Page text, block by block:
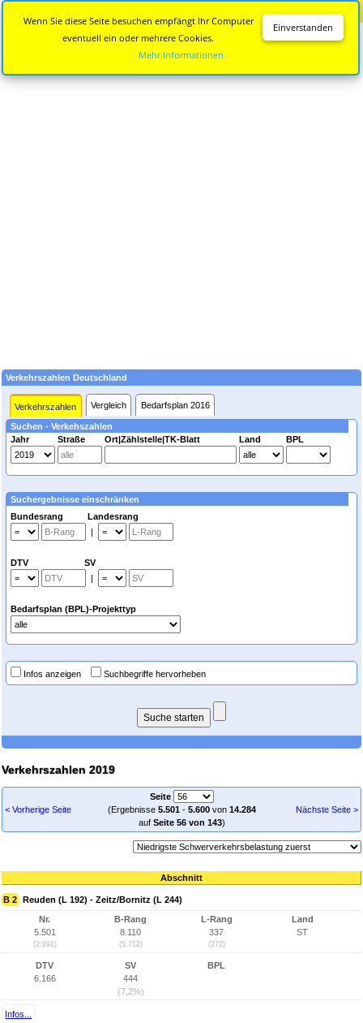
Verkehrszahlen Deutschland
Verkehrszahlen Vergleich Bedarfsplan 2016
Suchen - Verkehszahlen
Jahr
Straße Ort|Zählstelle|TK-Blatt Land BPL
Suchergebnisse einschränken
Bundesrang Landesrang
|
DTV SV
|
Bedarfsplan (BPL)-Projekttyp
Infos anzeigen Suchbegriffe hervorheben
Verkehrszahlen 2019
< Vorherige Seite
Seite
(Ergebnisse 5.501- 5.600von 14.284
auf Seite 56 von 143)
Nächste Seite >
Abschnitt
B 2 Reuden (L 192) - Zeitz/Bornitz (L 244)
Nr.
5.501
(2.891)
B-Rang
8.110
(5.712)
L-Rang
337
(272)
Land
ST
DTV
6.166
SV
444
(7,2%)
BPL
Infos...
Einverstanden
Wenn Sie diese Seite besuchen empfängt Ihr Computer
eventuell ein oder mehrere Cookies.
Mehr Informationen